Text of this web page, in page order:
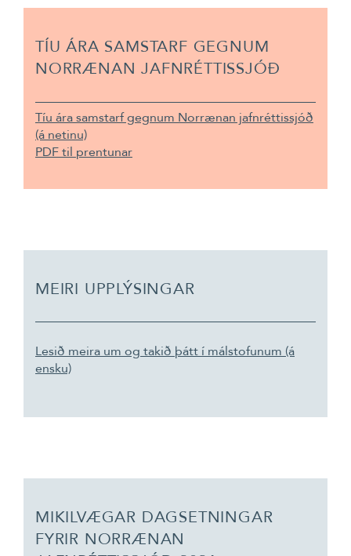
TÍU ÁRA SAMSTARF GEGNUM
NORRÆNAN JAFNRÉTTISSJÓÐ
Tíu ára samstarf gegnum Norrænan jafnréttissjóð
(á netinu)
PDF til prentunar
MEIRI UPPLÝSINGAR
Lesið meira um og takið þátt í málstofunum (á
ensku)
MIKILVÆGAR DAGSETNINGAR
FYRIR NORRÆNAN